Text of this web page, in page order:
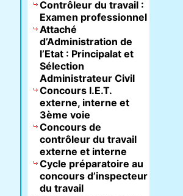
Contrôleur du travail :
Examen professionnel
Attaché
d’Administration de
l’Etat : Principalat et
Sélection
Administrateur Civil
Concours I.E.T.
externe, interne et
3ème voie
Concours de
contrôleur du travail
externe et interne
Cycle préparatoire au
concours d’inspecteur
du travail